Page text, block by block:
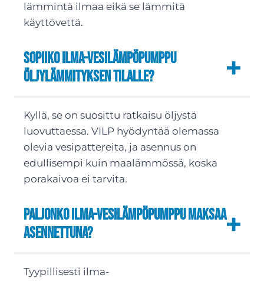
lämmintä ilmaa eikä se lämmitä
käyttövettä.
Sopiiko ilma-vesilämpöpumppu
öljylämmityksen tilalle?
Kyllä, se on suosittu ratkaisu öljystä
luovuttaessa. VILP hyödyntää olemassa
olevia vesipattereita, ja asennus on
edullisempi kuin maalämmössä, koska
porakaivoa ei tarvita.
Paljonko ilma-vesilämpöpumppu maksaa
asennettuna?
Tyypillisesti ilma-